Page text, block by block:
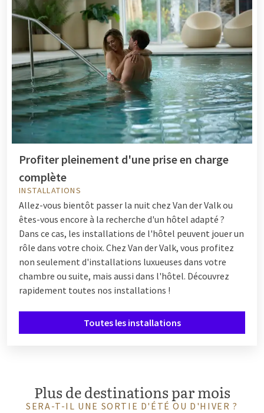
Profiter pleinement d'une prise en charge
complète
INSTALLATIONS
Allez-vous bientôt passer la nuit chez Van der Valk ou
êtes-vous encore à la recherche d'un hôtel adapté ?
Dans ce cas, les installations de l'hôtel peuvent jouer un
rôle dans votre choix. Chez Van der Valk, vous profitez
non seulement d'installations luxueuses dans votre
chambre ou suite, mais aussi dans l'hôtel. Découvrez
rapidement toutes nos installations !
Toutes les installations
Plus de destinations par mois
SERA-T-IL UNE SORTIE D'ÉTÉ OU D'HIVER ?